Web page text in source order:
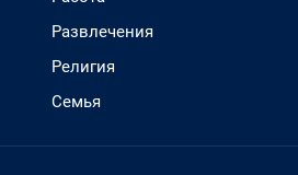
Развлечения
Религия
Семья